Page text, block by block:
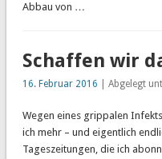
Abbau von …
Schaffen wir
16. Februar 2016 | Abgelegt
Wegen eines grippalen
ich mehr – und eigentlich
Tageszeitungen, die ich